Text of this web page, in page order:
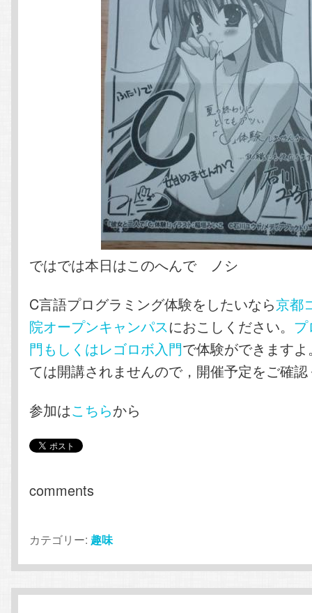
ではでは本日はこのへんで ノシ
C言語プログラミング体験をしたいなら京都
院オープンキャンパスにおこしください。
門もしくはレゴロボ入門で体験ができます
ては開講されませんので，開催予定をご確
参加はこちらから
comments
カテゴリー: 趣味